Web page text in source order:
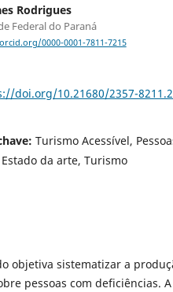
Rodrigues
Federal do Paraná
0000-0001-7811-7215
doi.org/10.21680/2357-
Turismo Acessível,
da arte, Turismo
objetiva sistematizar a
pessoas com deficiências.